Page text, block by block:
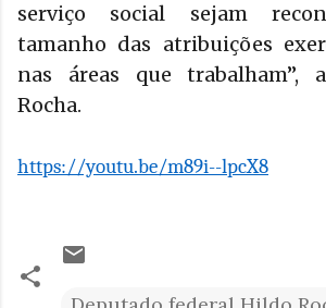
serviço social sejam
tamanho das atribuições
nas áreas que trabalham”,
Rocha.
https://youtu.be/m89i--lpcX8